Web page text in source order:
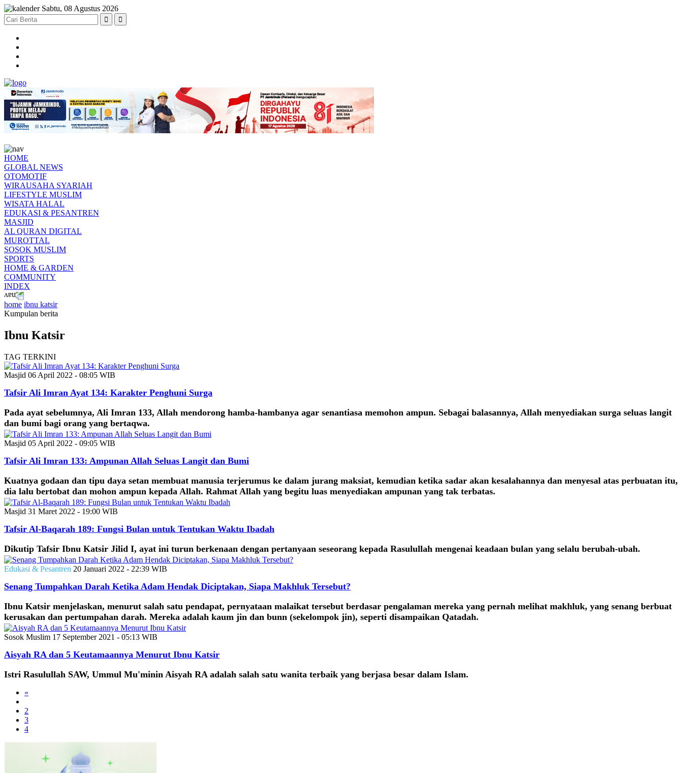
Sabtu, 08 Agustus 2026
HOME
GLOBAL NEWS
OTOMOTIF
WIRAUSAHA SYARIAH
LIFESTYLE MUSLIM
WISATA HALAL
EDUKASI & PESANTREN
MASJID
AL QURAN DIGITAL
MUROTTAL
SOSOK MUSLIM
SPORTS
HOME & GARDEN
COMMUNITY
INDEX
home ibnu katsir
Kumpulan berita
Ibnu Katsir
TAG TERKINI
Masjid 06 April 2022 - 08:05 WIB
Tafsir Ali Imran Ayat 134: Karakter Penghuni Surga
Pada ayat sebelumnya, Ali Imran 133, Allah mendorong hamba-hambanya agar senantiasa memohon ampun. Sebagai balasannya, Allah menyediakan surga seluas langit
dan bumi bagi orang yang bertaqwa.
Masjid 05 April 2022 - 09:05 WIB
Tafsir Ali Imran 133: Ampunan Allah Seluas Langit dan Bumi
Kuatnya godaan dan tipu daya setan membuat manusia terjerumus ke dalam jurang maksiat, kemudian ketika sadar akan kesalahannya dan menyesal atas perbuatan itu,
dia lalu bertobat dan mohon ampun kepada Allah. Rahmat Allah yang begitu luas menyediakan ampunan yang tak terbatas.
Masjid 31 Maret 2022 - 19:00 WIB
Tafsir Al-Baqarah 189: Fungsi Bulan untuk Tentukan Waktu Ibadah
Dikutip Tafsir Ibnu Katsir Jilid I, ayat ini turun berkenaan dengan pertanyaan seseorang kepada Rasulullah mengenai keadaan bulan yang selalu berubah-ubah.
Edukasi & Pesantren 20 Januari 2022 - 22:39 WIB
Senang Tumpahkan Darah Ketika Adam Hendak Diciptakan, Siapa Makhluk Tersebut?
Ibnu Katsir menjelaskan, menurut salah satu pendapat, pernyataan malaikat tersebut berdasar pengalaman mereka yang pernah melihat makhluk, yang senang berbuat
kerusakan dan pertumpahan darah. Mereka adalah kaum jin dan bunn (sekelompok jin), seperti disampaikan Qatadah.
Sosok Muslim 17 September 2021 - 05:13 WIB
Aisyah RA dan 5 Keutamaannya Menurut Ibnu Katsir
Istri Rasulullah SAW, Ummul Mu'minin Aisyah RA adalah salah satu wanita terbaik yang berjasa besar dalam Islam.
«
2
3
4